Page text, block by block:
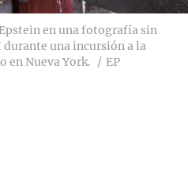
en una fotografía sin
durante una incursión a la
Nueva York.
EP